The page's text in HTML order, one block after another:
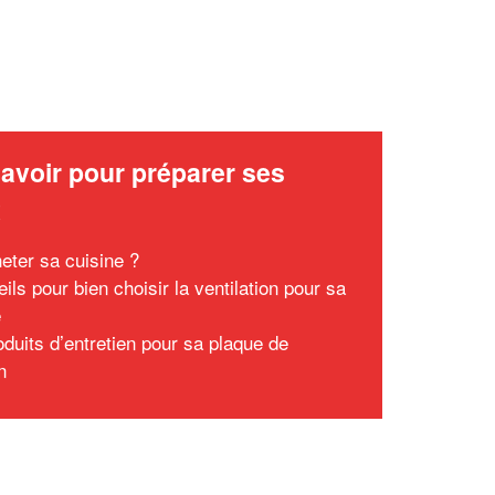
pour préparer ses
sa cuisine ?
pour bien choisir la ventilation pour sa
d’entretien pour sa plaque de